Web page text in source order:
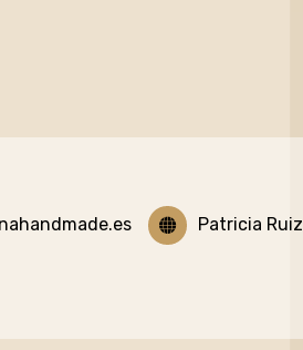
Patricia Ruiz